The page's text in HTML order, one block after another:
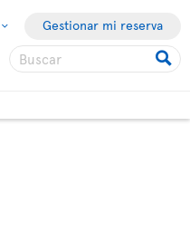
Gestionar mi reserva